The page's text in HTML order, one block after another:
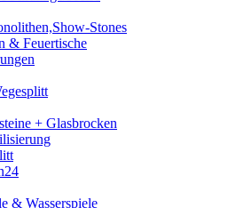
Stones
& Feuertische
+ Glasbrocken
& Wasserspiele